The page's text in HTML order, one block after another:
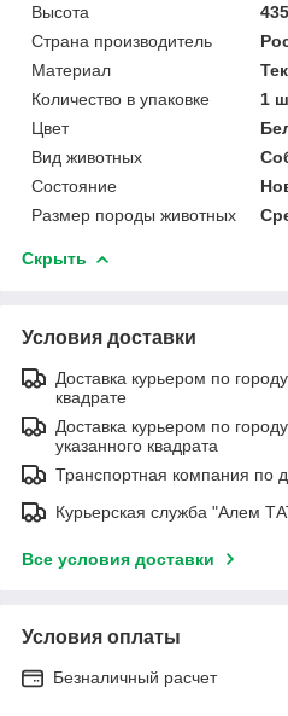
Высота
Страна производитель
Материал
Количество в упаковке
1
Цвет
Вид животных
Состояние
Размер породы животных
Скрыть
Условия доставки
Доставка курьером по
квадрате
Доставка курьером по
указанного квадрата
Транспортная компания по
Курьерская служба "Алем
Все условия доставки
Условия оплаты
Безналичный расчет